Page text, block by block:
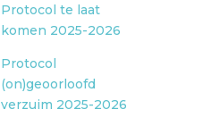
Protocol te laat
komen 2025-2026
Protocol
(on)geoorloofd
verzuim 2025-2026